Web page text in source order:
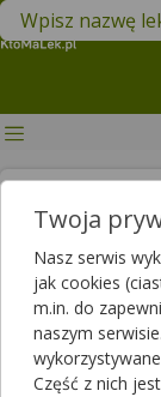
Znajdź lek w swojej
objawy,
Publikacja: 2021-
Autor
Artykuł
Twoja
Nasz serwis
jak cookies
m.in. do
naszym
Część z nich